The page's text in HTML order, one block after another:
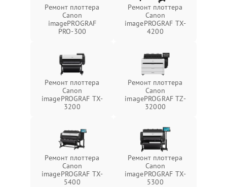
Ремонт плоттера
Canon
imagePROGRAF
PRO-300
Ремонт плоттера
Canon
imagePROGRAF TX-
4200
Ремонт плоттера
Canon
imagePROGRAF TX-
3200
Ремонт плоттера
Canon
imagePROGRAF TZ-
32000
Ремонт плоттера
Canon
imagePROGRAF TX-
5400
Ремонт плоттера
Canon
imagePROGRAF TX-
5300